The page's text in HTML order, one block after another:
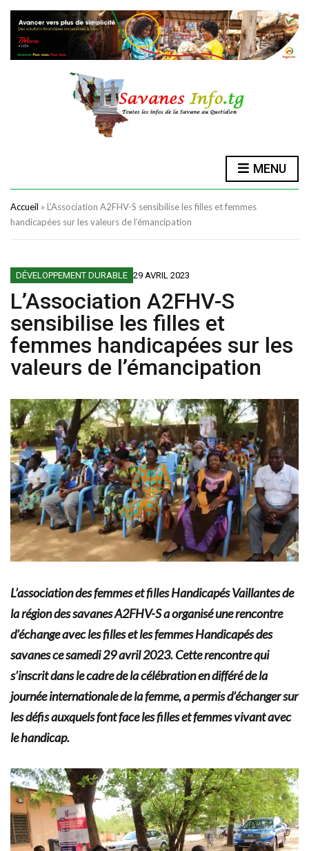
MENU
Accueil » L’Association A2FHV-S sensibilise les filles et femmes
handicapées sur les valeurs de l’émancipation
DÉVELOPPEMENT DURABLE 29 AVRIL 2023
L’Association A2FHV-S
sensibilise les filles et
femmes handicapées sur les
valeurs de l’émancipation
L’association des femmes et filles Handicapés Vaillantes de
la région des savanes A2FHV-S a organisé une rencontre
d’échange avec les filles et les femmes Handicapés des
savanes ce samedi 29 avril 2023. Cette rencontre qui
s’inscrit dans le cadre de la célébration en différé de la
journée internationale de la femme, a permis d’échanger sur
les défis auxquels font face les filles et femmes vivant avec
le handicap.